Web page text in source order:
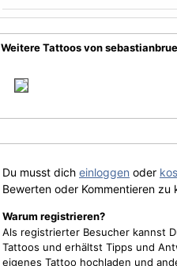
Weitere Tattoos von
Du musst dich einloggen oder
Bewerten oder Kommentieren zu
Warum registrieren?
Als registrierter Besucher kannst
Tattoos und erhältst Tipps und
eigenes Tattoo hochladen und